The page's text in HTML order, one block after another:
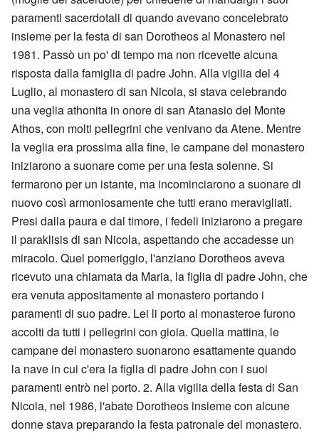
paramenti sacerdotali di quando avevano concelebrato
insieme per la festa di san Dorotheos al Monastero nel
1981. Passò un po' di tempo ma non ricevette alcuna
risposta dalla famiglia di padre John. Alla vigilia del 4
Luglio, al monastero di san Nicola, si stava celebrando
una veglia athonita in onore di san Atanasio del Monte
Athos, con molti pellegrini che venivano da Atene. Mentre
la veglia era prossima alla fine, le campane del monastero
iniziarono a suonare come per una festa solenne. Si
fermarono per un istante, ma incominciarono a suonare di
nuovo così armoniosamente che tutti erano meravigliati.
Presi dalla paura e dal timore, i fedeli iniziarono a pregare
il paraklisis di san Nicola, aspettando che accadesse un
miracolo. Quel pomeriggio, l'anziano Dorotheos aveva
ricevuto una chiamata da Maria, la figlia di padre John, che
era venuta appositamente al monastero portando i
paramenti di suo padre. Lei li porto al monasteroe furono
accolti da tutti i pellegrini con gioia. Quella mattina, le
campane del monastero suonarono esattamente quando
la nave in cui c'era la figlia di padre John con i suoi
paramenti entrò nel porto. 2. Alla vigilia della festa di San
Nicola, nel 1986, l'abate Dorotheos insieme con alcune
donne stava preparando la festa patronale del monastero.